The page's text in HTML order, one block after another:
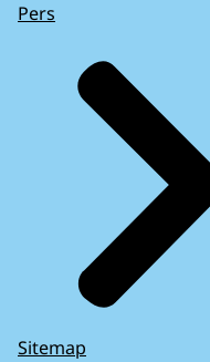
Pers
Sitemap